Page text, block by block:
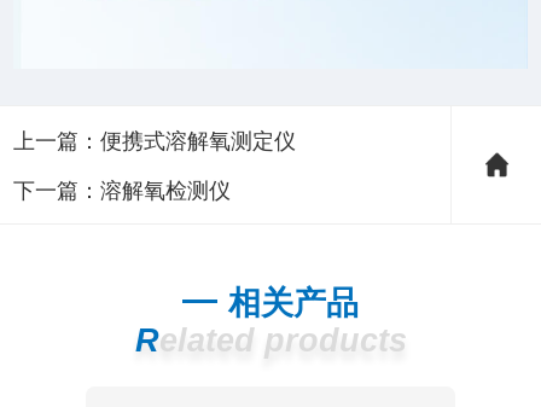
上一篇：便携式溶解氧测定仪
下一篇：溶解氧检测仪
相关产品
Related products